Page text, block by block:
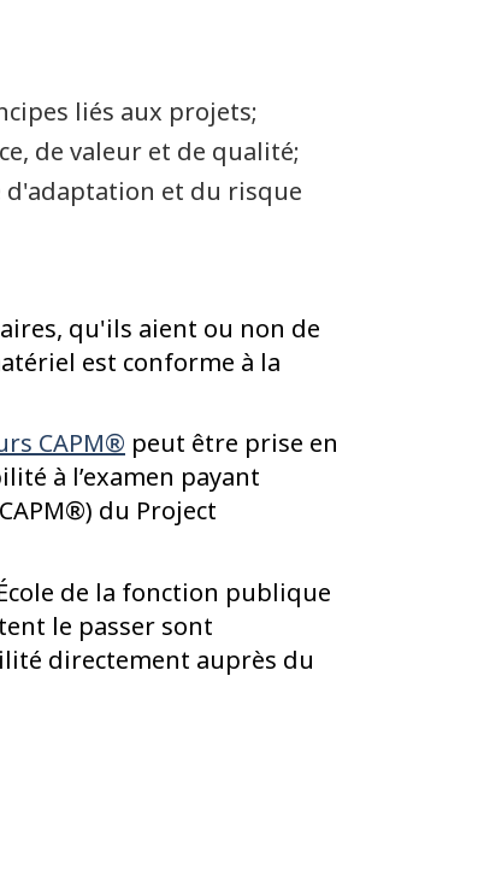
liés aux projets;
de valeur et de qualité;
et du risque
qu'ils aient ou non de
est conforme à la
CAPM® peut être prise en
à l’examen payant
du Project
de la fonction publique
le passer sont
directement auprès du